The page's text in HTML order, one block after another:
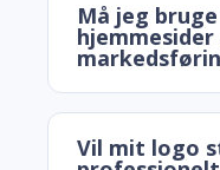
Må jeg
hjemmesider
Vil mit logo